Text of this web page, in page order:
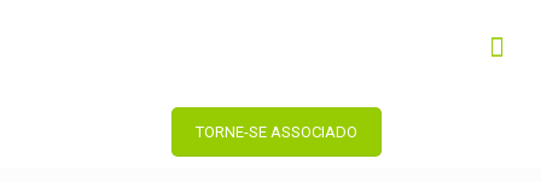
TORNE-SE ASSOCIADO